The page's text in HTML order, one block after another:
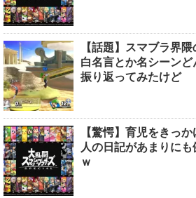
【話題】スマブラ界
白名言とか名シーン
振り返ってみたけど
【驚愕】育児をきっ
人の日記があまりに
ｗ